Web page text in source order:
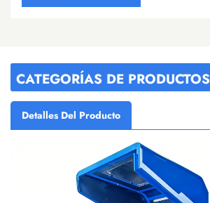
CATEGORÍAS DE PRODUCTOS
Detalles Del Producto